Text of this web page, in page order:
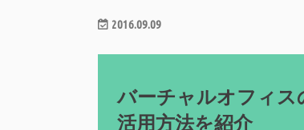
2016.09.09
バーチャルオフィス
活用方法を紹介